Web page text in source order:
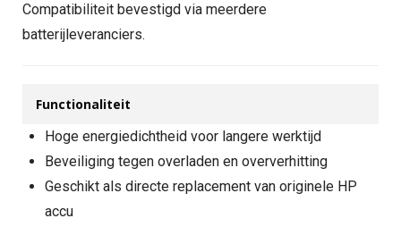
Compatibiliteit bevestigd via meerdere
batterijleveranciers.
Functionaliteit
Hoge energiedichtheid voor langere werktijd
Beveiliging tegen overladen en oververhitting
Geschikt als directe replacement van originele HP
accu